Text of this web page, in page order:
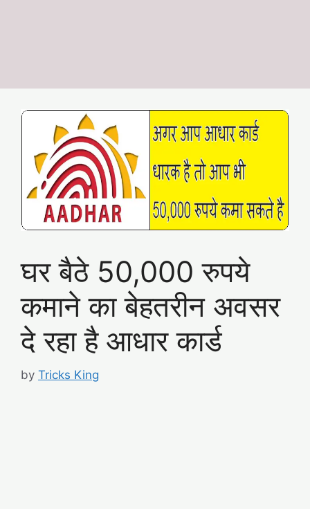
घर बैठे 50,000 रुपये
कमाने का बेहतरीन अवसर
दे रहा है आधार कार्ड
by Tricks King